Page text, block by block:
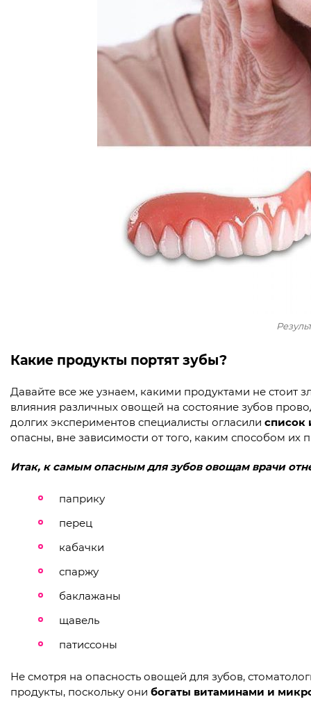
Какие продукты портят зубы?
Давайте все же узнаем, какими продуктами не стоит
влияния различных овощей на состояние зубов
долгих экспериментов специалисты огласили список
опасны, вне зависимости от того, каким способом их
Итак, к самым опасным для зубов овощам врачи
паприку
перец
кабачки
спаржу
баклажаны
щавель
патиссоны
Не смотря на опасность овощей для зубов,
продукты, поскольку они богаты витаминами и